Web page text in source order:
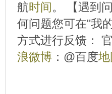
航时间。 【遇到
何问题您可在"我
方式进行反馈：
浪微博 ：@百度地